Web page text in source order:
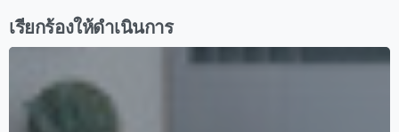
เรียกร้องให้ดำเนินการ